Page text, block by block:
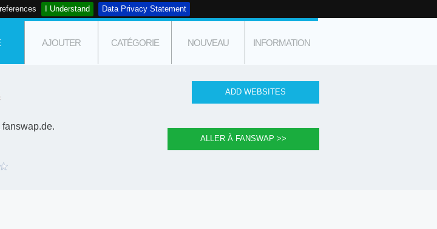
I Understand Data Privacy Statement
AJOUTER CATÉGORIE NOUVEAU INFORMATION